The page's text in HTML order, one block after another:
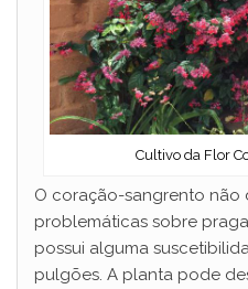
Cultivo da Flor
O coração-sangrento não
problemáticas sobre
possui alguma
pulgões. A planta pode